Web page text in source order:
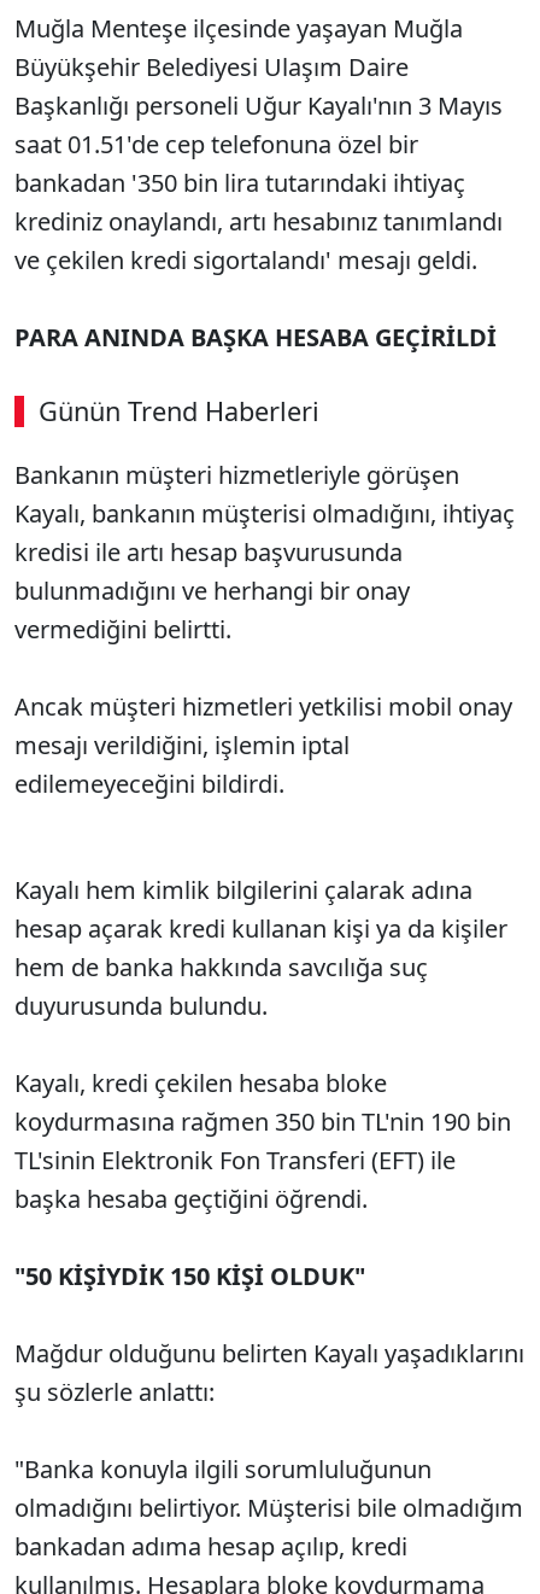
Muğla Menteşe ilçesinde yaşayan Muğla
Büyükşehir Belediyesi Ulaşım Daire
Başkanlığı personeli Uğur Kayalı'nın 3 Mayıs
saat 01.51'de cep telefonuna özel bir
bankadan '350 bin lira tutarındaki ihtiyaç
krediniz onaylandı, artı hesabınız tanımlandı
ve çekilen kredi sigortalandı' mesajı geldi.
PARA ANINDA BAŞKA HESABA GEÇİRİLDİ
Günün Trend Haberleri
Bankanın müşteri hizmetleriyle görüşen
Kayalı, bankanın müşterisi olmadığını, ihtiyaç
kredisi ile artı hesap başvurusunda
bulunmadığını ve herhangi bir onay
vermediğini belirtti.
Ancak müşteri hizmetleri yetkilisi mobil onay
mesajı verildiğini, işlemin iptal
edilemeyeceğini bildirdi.
Kayalı hem kimlik bilgilerini çalarak adına
hesap açarak kredi kullanan kişi ya da kişiler
hem de banka hakkında savcılığa suç
duyurusunda bulundu.
Kayalı, kredi çekilen hesaba bloke
koydurmasına rağmen 350 bin TL'nin 190 bin
TL'sinin Elektronik Fon Transferi (EFT) ile
başka hesaba geçtiğini öğrendi.
"50 KİŞİYDİK 150 KİŞİ OLDUK"
Mağdur olduğunu belirten Kayalı yaşadıklarını
şu sözlerle anlattı:
"Banka konuyla ilgili sorumluluğunun
olmadığını belirtiyor. Müşterisi bile olmadığım
bankadan adıma hesap açılıp, kredi
kullanılmış. Hesaplara bloke koydurmama